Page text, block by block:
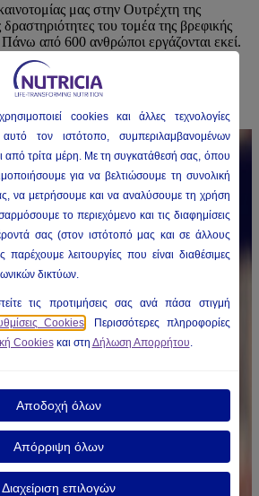
χρησιμοποιεί cookiesκαι άλλες τεχνολογίες
τον ιστότοπο, συμπεριλαμβανομένων
από τρίτα μέρη. Με τη συγκατάθεσή σας, όπου
για να βελτιώσουμε τη συνολική
να μετρήσουμε και να αναλύσουμε τη χρήση
το περιεχόμενο και τις διαφημίσεις
σας (στον ιστότοπό μας και σε άλλους
λειτουργίες που είναι διαθέσιμες
δικτύων.
τις προτιμήσεις σας ανά πάσα στιγμή
Cookies . Περισσότερες πληροφορίες
Cookiesκαι στη Δήλωση Απορρήτου.
Αποδοχή όλων
Απόρριψη όλων
Διαχείριση επιλογών
μας στην Ουτρέχτη της
δραστηριότητες του τομέα της βρεφικής
Πάνω από 600 ανθρώποι εργάζονται εκεί.
κέντρο «γέννησης» ιδεών αφιερωμένο
ανάπτυξη νέων προϊόντων αλλά και στη
γκάμας προϊόντων μας.